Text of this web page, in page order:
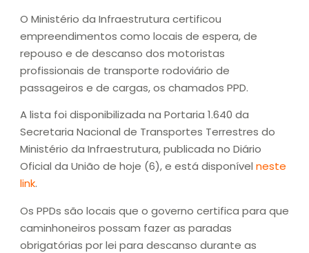
O Ministério da Infraestrutura certificou
empreendimentos como locais de espera, de
repouso e de descanso dos motoristas
profissionais de transporte rodoviário de
passageiros e de cargas, os chamados PPD.
A lista foi disponibilizada na Portaria 1.640 da
Secretaria Nacional de Transportes Terrestres do
Ministério da Infraestrutura, publicada no Diário
Oficial da União de hoje (6), e está disponível neste
link.
Os PPDs são locais que o governo certifica para que
caminhoneiros possam fazer as paradas
obrigatórias por lei para descanso durante as